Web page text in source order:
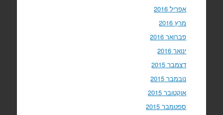
אפריל 2016
מרץ 2016
פברואר 2016
ינואר 2016
דצמבר 2015
נובמבר 2015
אוקטובר 2015
ספטמבר 2015